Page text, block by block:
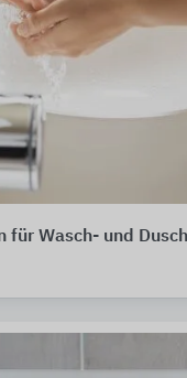
für Wasch- und